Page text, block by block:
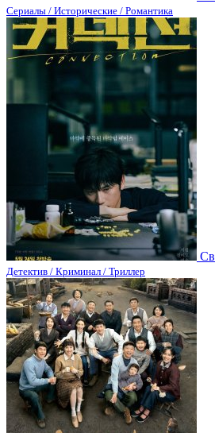
Сериалы / Исторические / Романтика
Детектив / Криминал / Триллер